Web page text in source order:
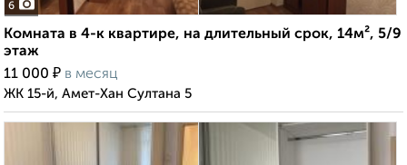
6
Комната в 4-к квартире, на длительный срок, 14м², 5/9
этаж
11 000 ₽ в месяц
ЖК 15-й, Амет-Хан Султана 5